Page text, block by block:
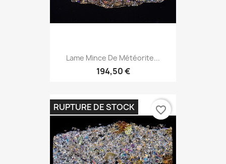
Lame Mince De Météorite...
194,50 €
RUPTURE DE STOCK favorite_border